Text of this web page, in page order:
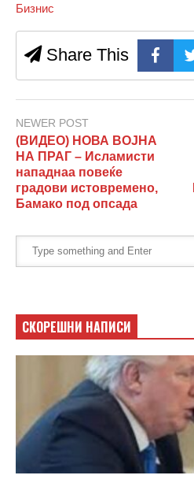
Бизнис
Share This
NEWER POST
(ВИДЕО) НОВА ВОЈНА
НА ПРАГ – Исламисти
нападнаа повеќе
градови истовремено,
Бамако под опсада
СКОРЕШНИ НАПИСИ